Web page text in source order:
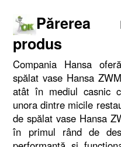
Părerea
produs
Compania Hansa
spălat vase Hansa
atât în mediul casnic
unora dintre micile
de spălat vase Hansa
în primul rând de